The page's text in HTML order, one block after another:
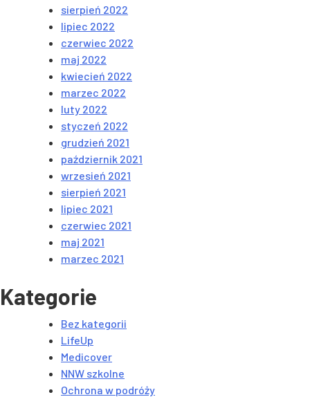
sierpień 2022
lipiec 2022
czerwiec 2022
maj 2022
kwiecień 2022
marzec 2022
luty 2022
styczeń 2022
grudzień 2021
październik 2021
wrzesień 2021
sierpień 2021
lipiec 2021
czerwiec 2021
maj 2021
marzec 2021
Kategorie
Bez kategorii
LifeUp
Medicover
NNW szkolne
Ochrona w podróży